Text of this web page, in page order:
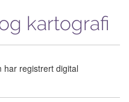
kartografi
har registrert digital